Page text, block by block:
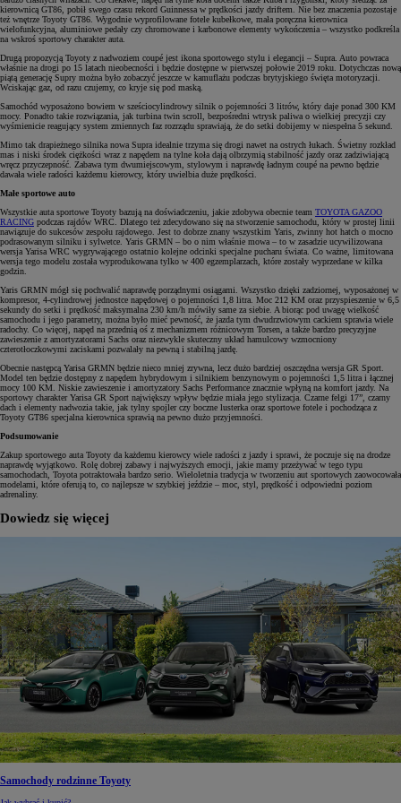
kierownicą GT86, pobił swego czasu rekord Guinnessa w prędkości jazdy driftem. Nie bez znaczenia pozostaje
też wnętrze Toyoty GT86. Wygodnie wyprofilowane fotele kubełkowe, mała poręczna kierownica
wielofunkcyjna, aluminiowe pedały czy chromowane i karbonowe elementy wykończenia – wszystko podkreśla
na wskroś sportowy charakter auta.
Drugą propozycją Toyoty z nadwoziem coupé jest ikona sportowego stylu i elegancji – Supra. Auto powraca
właśnie na drogi po 15 latach nieobecności i będzie dostępne w pierwszej połowie 2019 roku. Dotychczas nową
piątą generację Supry można było zobaczyć jeszcze w kamuflażu podczas brytyjskiego święta motoryzacji.
Wciskając gaz, od razu czujemy, co kryje się pod maską.
Samochód wyposażono bowiem w sześciocylindrowy silnik o pojemności 3 litrów, który daje ponad 300 KM
mocy. Ponadto takie rozwiązania, jak turbina twin scroll, bezpośredni wtrysk paliwa o wielkiej precyzji czy
wyśmienicie reagujący system zmiennych faz rozrządu sprawiają, że do setki dobijemy w niespełna 5 sekund.
Mimo tak drapieżnego silnika nowa Supra idealnie trzyma się drogi nawet na ostrych łukach. Świetny rozkład
mas i niski środek ciężkości wraz z napędem na tylne koła dają olbrzymią stabilność jazdy oraz zadziwiającą
wręcz przyczepność. Zabawa tym dwumiejscowym, stylowym i naprawdę ładnym coupé na pewno będzie
dawała wiele radości każdemu kierowcy, który uwielbia duże prędkości.
Małe sportowe auto
Wszystkie auta sportowe Toyoty bazują na doświadczeniu, jakie zdobywa obecnie team TOYOTA GAZOO
RACING podczas rajdów WRC. Dlatego też zdecydowano się na stworzenie samochodu, który w prostej linii
nawiązuje do sukcesów zespołu rajdowego. Jest to dobrze znany wszystkim Yaris, zwinny hot hatch o mocno
podrasowanym silniku i sylwetce. Yaris GRMN – bo o nim właśnie mowa – to w zasadzie ucywilizowana
wersja Yarisa WRC wygrywającego ostatnio kolejne odcinki specjalne pucharu świata. Co ważne, limitowana
wersja tego modelu została wyprodukowana tylko w 400 egzemplarzach, które zostały wyprzedane w kilka
godzin.
Yaris GRMN mógł się pochwalić naprawdę porządnymi osiągami. Wszystko dzięki zadziornej, wyposażonej w
kompresor, 4-cylindrowej jednostce napędowej o pojemności 1,8 litra. Moc 212 KM oraz przyspieszenie w 6,5
sekundy do setki i prędkość maksymalna 230 km/h mówiły same za siebie. A biorąc pod uwagę wielkość
samochodu i jego parametry, można było mieć pewność, że jazda tym dwudrzwiowym cackiem sprawia wiele
radochy. Co więcej, napęd na przednią oś z mechanizmem różnicowym Torsen, a także bardzo precyzyjne
zawieszenie z amortyzatorami Sachs oraz niezwykle skuteczny układ hamulcowy wzmocniony
czterotłoczkowymi zaciskami pozwalały na pewną i stabilną jazdę.
Obecnie następcą Yarisa GRMN będzie nieco mniej zrywna, lecz dużo bardziej oszczędna wersja GR Sport.
Model ten będzie dostępny z napędem hybrydowym i silnikiem benzynowym o pojemności 1,5 litra i łącznej
mocy 100 KM. Niskie zawieszenie i amortyzatory Sachs Performance znacznie wpłyną na komfort jazdy. Na
sportowy charakter Yarisa GR Sport największy wpływ będzie miała jego stylizacja. Czarne felgi 17”, czarny
dach i elementy nadwozia takie, jak tylny spojler czy boczne lusterka oraz sportowe fotele i pochodząca z
Toyoty GT86 specjalna kierownica sprawią na pewno dużo przyjemności.
Podsumowanie
Zakup sportowego auta Toyoty da każdemu kierowcy wiele radości z jazdy i sprawi, że poczuje się na drodze
naprawdę wyjątkowo. Rolę dobrej zabawy i najwyższych emocji, jakie mamy przeżywać w tego typu
samochodach, Toyota potraktowała bardzo serio. Wieloletnia tradycja w tworzeniu aut sportowych zaowocowała
modelami, które oferują to, co najlepsze w szybkiej jeździe – moc, styl, prędkość i odpowiedni poziom
adrenaliny.
Dowiedz się więcej
Samochody rodzinne Toyoty